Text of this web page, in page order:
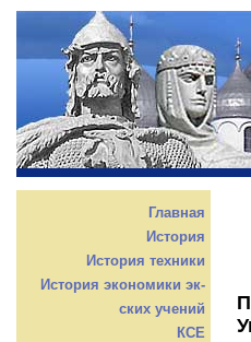
Главная
История
История техники
История экономики эк-
ских учений
КСЕ